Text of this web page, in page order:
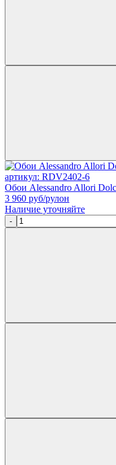
артикул: RDV2402-6
Обои Alessandro Allori
3 960 руб/рулон
Наличие уточняйте
-